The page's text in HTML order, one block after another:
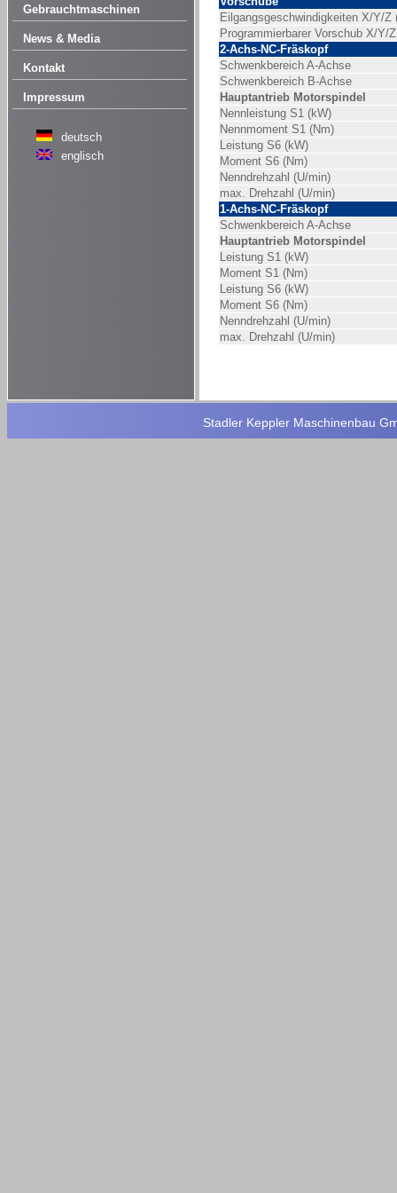
Gebrauchtmaschinen
News & Media
Kontakt
Impressum
deutsch
englisch
Eilgangsgeschwindigkeiten X/Y/Z
Programmierbarer Vorschub X/Y/
2-Achs-NC-Fräskopf
Schwenkbereich A-Achse
Schwenkbereich B-Achse
Hauptantrieb Motorspindel
Nennleistung S1 (kW)
Nennmoment S1 (Nm)
Leistung S6 (kW)
Moment S6 (Nm)
Nenndrehzahl (U/min)
max. Drehzahl (U/min)
1-Achs-NC-Fräskopf
Schwenkbereich A-Achse
Hauptantrieb Motorspindel
Leistung S1 (kW)
Moment S1 (Nm)
Leistung S6 (kW)
Moment S6 (Nm)
Nenndrehzahl (U/min)
max. Drehzahl (U/min)
Stadler Keppler Maschinenbau